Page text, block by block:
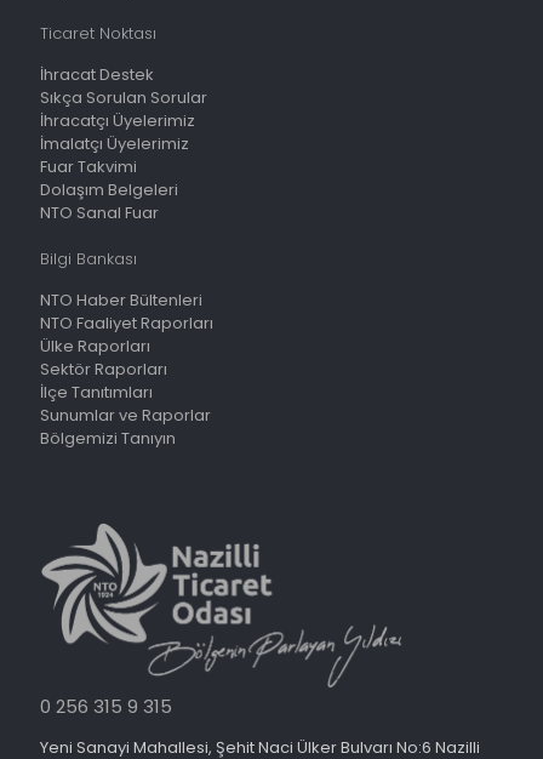
Ticaret Noktası
İhracat Destek
Sıkça Sorulan Sorular
İhracatçı Üyelerimiz
İmalatçı Üyelerimiz
Fuar Takvimi
Dolaşım Belgeleri
NTO Sanal Fuar
Bilgi Bankası
NTO Haber Bültenleri
NTO Faaliyet Raporları
Ülke Raporları
Sektör Raporları
İlçe Tanıtımları
Sunumlar ve Raporlar
Bölgemizi Tanıyın
0 256 315 9 315
Yeni Sanayi Mahallesi, Şehit Naci Ülker Bulvarı No:6 Nazilli